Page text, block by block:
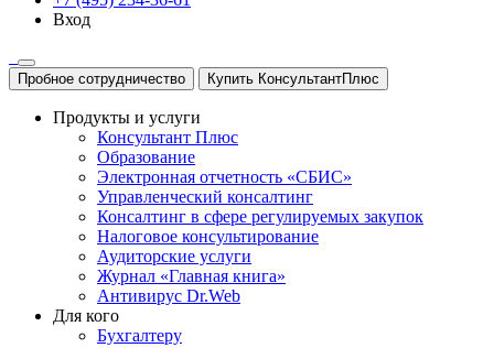
Вход
Пробное сотрудничество Купить КонсультантПлюс
Продукты и услуги
Консультант Плюс
Образование
Электронная отчетность «СБИС»
Управленческий консалтинг
Консалтинг в сфере регулируемых закупок
Налоговое консультирование
Аудиторские услуги
Журнал «Главная книга»
Антивирус Dr.Web
Для кого
Бухгалтеру